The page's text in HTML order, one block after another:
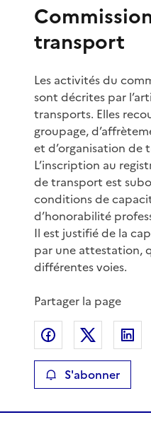
transport
Les activités du
sont décrites par
transports. Elles
groupage,
et d’organisation de
L’inscription au
de transport est
conditions de
d’honorabilité
Il est justifié de la
par une attestation,
différentes voies.
Partager la page
Partager sur
S'abonner